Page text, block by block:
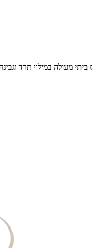
במילוי תרד וגבינה מלוחה, 137 קלוריות למנה, 204